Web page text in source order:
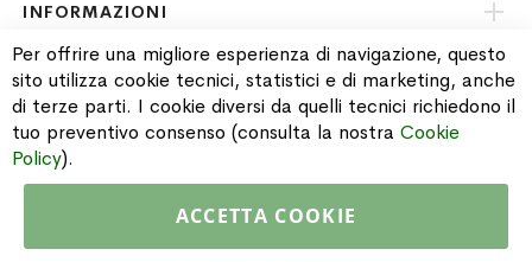
INFORMAZIONI
PAGAMENTI & SPEDIZIONI
CATALOGO
Copyright © 2015 Gioielleria Oreste Troso. All rights reserved. P. IVA
Per offrire una migliore esperienza di navigazione, questo
sito utilizza cookie tecnici, statistici e di marketing, anche
di terze parti. I cookie diversi da quelli tecnici richiedono il
tuo preventivo consenso (consulta la nostra Cookie
Policy).
ACCETTA COOKIE